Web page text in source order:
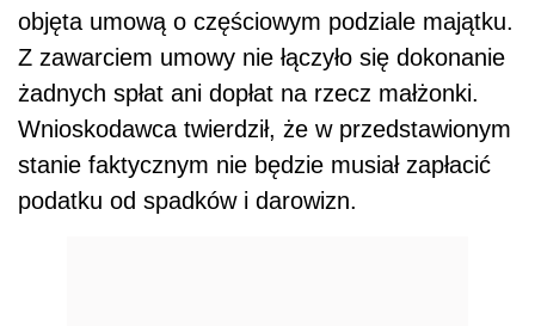
objęta umową o częściowym podziale majątku.
Z zawarciem umowy nie łączyło się dokonanie
żadnych spłat ani dopłat na rzecz małżonki.
Wnioskodawca twierdził, że w przedstawionym
stanie faktycznym nie będzie musiał zapłacić
podatku od spadków i darowizn.